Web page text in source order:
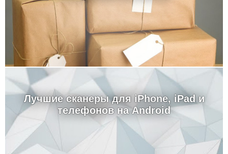
Лучшие сканеры для iPhone, iPad и
телефонов на Android